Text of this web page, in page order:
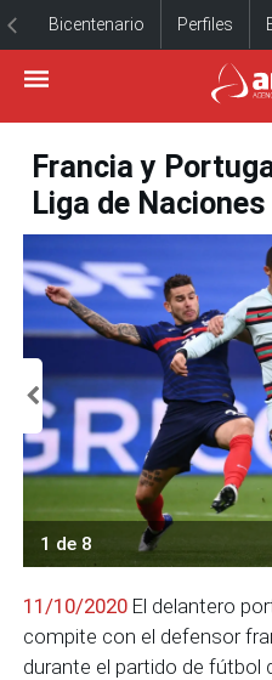
Bicentenario Perfiles
Francia y
Liga de Naciones
1 de 8
11/10/2020 El delantero
compite con el defensor
durante el partido de fútbol